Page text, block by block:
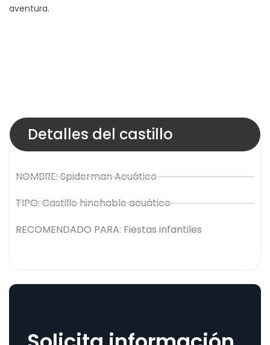
aventura.
Detalles del castillo
NOMBRE: Spiderman Acuático
TIPO: Castillo hinchable acuático
RECOMENDADO PARA: Fiestas infantiles